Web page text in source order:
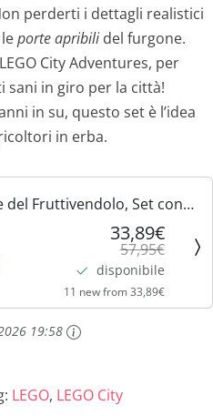
t
u
a
l
e
è
3
3
perderti i dettagli realistici
porte apribili del furgone.
City Adventures, per
sani in giro per la città!
in su, questo set è l’idea
in erba.
del Fruttivendolo, Set con
Mobile e Minifigure, Giochi
33,89€
57,95€
disponibile
11 new from 33,89€
19:58
LEGO, LEGO City